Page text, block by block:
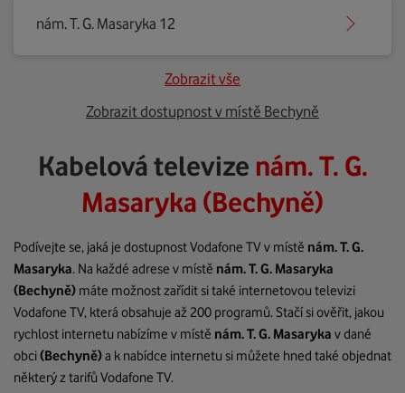
nám. T. G. Masaryka 12
Zobrazit vše
Zobrazit dostupnost v místě Bechyně
Kabelová televize nám. T. G.
Masaryka (Bechyně)
Podívejte se, jaká je dostupnost Vodafone TV v místě nám. T. G.
Masaryka. Na každé adrese v místě nám. T. G. Masaryka
(Bechyně) máte možnost zařídit si také internetovou televizi
Vodafone TV, která obsahuje až 200 programů. Stačí si ověřit, jakou
rychlost internetu nabízíme v místě nám. T. G. Masaryka v dané
obci(Bechyně)a k nabídce internetu si můžete hned také objednat
některý z tarifů Vodafone TV.